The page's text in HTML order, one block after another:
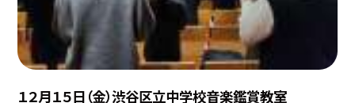
１２月１５日（金）渋谷区立中学校音楽鑑賞教室